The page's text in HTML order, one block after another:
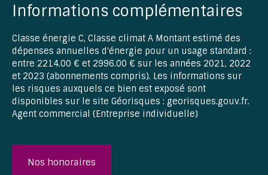
Informations complémentaires
Classe énergie C, Classe climat A Montant estimé des
dépenses annuelles d'énergie pour un usage standard :
entre 2214.00 € et 2996.00 € sur les années 2021, 2022
et 2023 (abonnements compris). Les informations sur
les risques auxquels ce bien est exposé sont
disponibles sur le site Géorisques : georisques.gouv.fr.
Agent commercial (Entreprise individuelle)
Nos honoraires